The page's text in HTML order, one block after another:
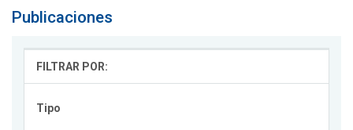
Publicaciones
FILTRAR POR:
Tipo